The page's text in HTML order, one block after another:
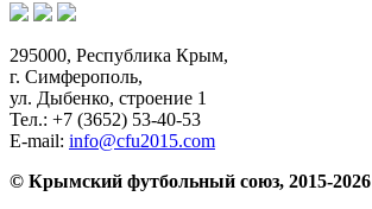
295000, Республика Крым,
г. Симферополь,
ул. Дыбенко, строение 1
Тел.: +7 (3652) 53-40-53
E-mail: info@cfu2015.com
© Крымский футбольный союз, 2015-2026